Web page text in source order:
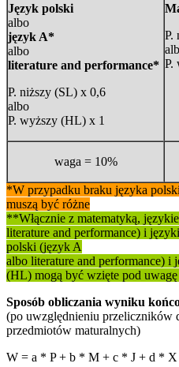
Język polski
albo
język A*
albo
literature and performance*
P. niższy (SL) x 0,6
albo
P. wyższy (HL) x 1
P.
P.
waga = 10%
*W przypadku braku języka
muszą być różne
**Włącznie z matematyką,
literature and performance) i
polski (język A
albo literature and performance)
(HL) mogą być wzięte pod
Sposób obliczania wyniku
(po uwzględnieniu przeliczników
przedmiotów maturalnych)
W = a * P + b * M + c * J + d * X